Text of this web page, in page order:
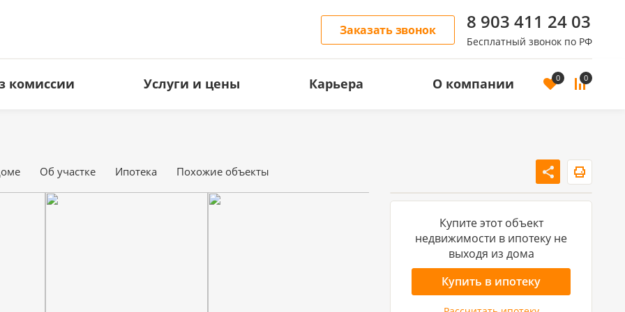
Заказать звонок 8 903 411 24 03
Бесплатный звонок по РФ
Под ИЖС
Офисы
Свободное назначение
комиссии Услуги и цены Карьера О компании 0 0
Об участке Ипотека Похожие объекты
Купите этот объект
недвижимости в ипотеку не
выходя из дома
Купить в ипотеку